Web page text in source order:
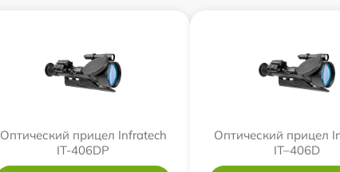
Оптический прицел Infratech
IT-406DP
Оптический прицел
IT–406D